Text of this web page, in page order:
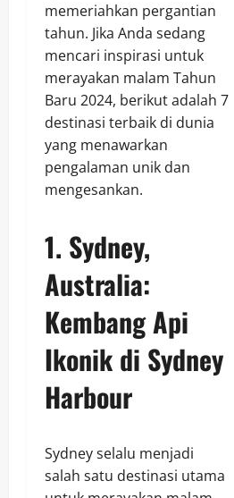
memeriahkan pergantian
tahun. Jika Anda sedang
mencari inspirasi untuk
merayakan malam Tahun
Baru 2024, berikut adalah 7
destinasi terbaik di dunia
yang menawarkan
pengalaman unik dan
mengesankan.
1. Sydney,
Australia:
Kembang Api
Ikonik di Sydney
Harbour
Sydney selalu menjadi
salah satu destinasi utama